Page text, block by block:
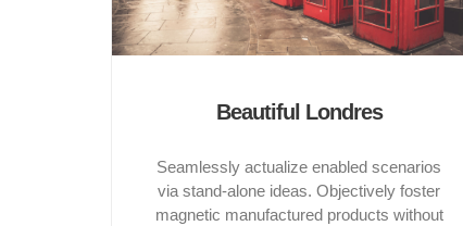
Beautiful Londres
Seamlessly actualize enabled scenarios
via stand-alone ideas. Objectively foster
magnetic manufactured products without